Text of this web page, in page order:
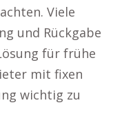
Viele
und Rückgabe
für frühe
mit fixen
wichtig zu